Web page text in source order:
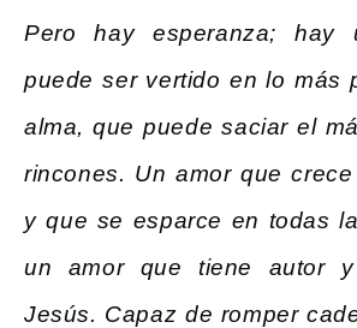
Pero hay esperanza; hay
puede ser vertido en lo más
alma, que puede saciar el
rincones. Un amor que
y que se esparce en todas
un amor que tiene autor y
Jesús. Capaz de romper